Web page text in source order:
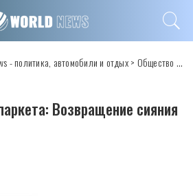
- политика, автомобили и отдых> Общество
Возвращение сияния